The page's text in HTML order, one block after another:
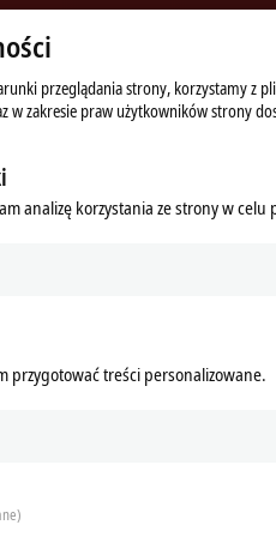
przeglądania strony, korzystamy z
w zakresie praw użytkowników strony
analizę korzystania ze strony w
przygotować treści personalizowane.